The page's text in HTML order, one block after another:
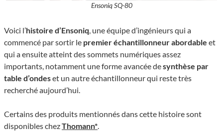
Ensoniq SQ-80
Voici l’histoire d’Ensoniq, une équipe d’ingénieurs qui a
commencé par sortir le premier échantillonneur abordable et
qui a ensuite atteint des sommets numériques assez
importants, notamment une forme avancée desynthèse par
table d’ondeset un autre échantillonneur qui reste très
recherché aujourd’hui.
Certains des produits mentionnés dans cette histoire sont
disponibles chezThomann*.